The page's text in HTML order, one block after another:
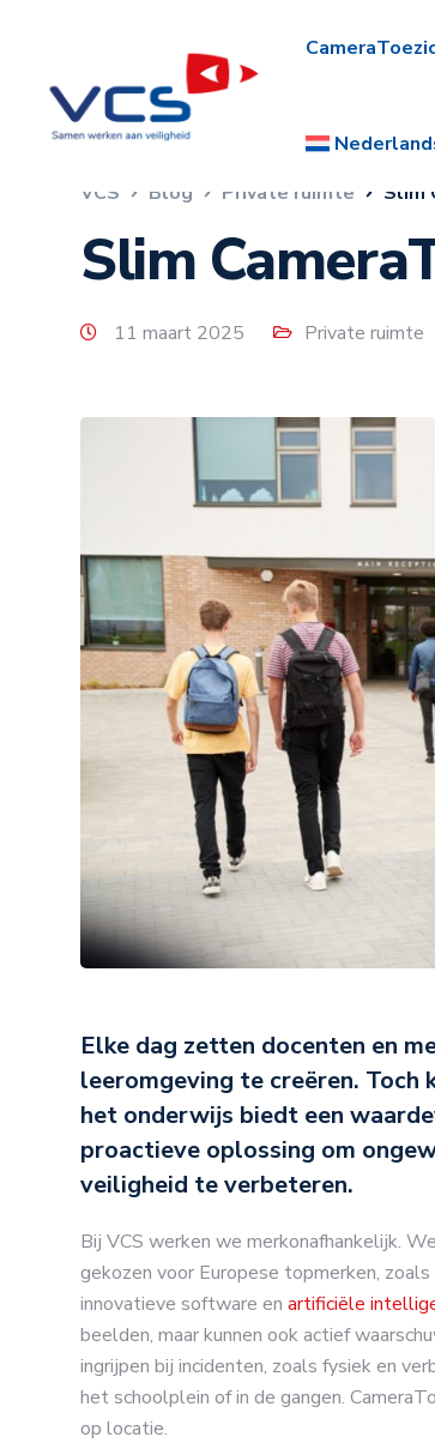
VCS
Blog Private ruimte Slim
Slim
11 maart 2025 Private ruimte
Elke dag zetten docenten en
leeromgeving te creëren. Toch
het onderwijs biedt een
proactieve oplossing om
veiligheid te verbeteren.
Bij VCS werken we merkonafhankelijk.
gekozen voor Europese topmerken, zoals
innovatieve software en artificiële
beelden, maar kunnen ook actief
ingrijpen bij incidenten, zoals fysiek en
het schoolplein of in de gangen.
op locatie.